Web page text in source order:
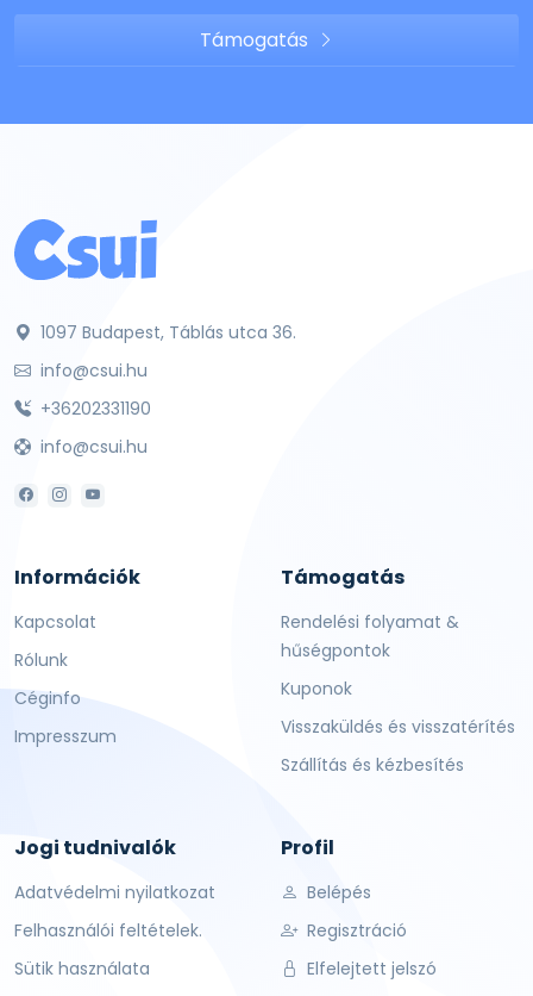
Támogatás
1097 Budapest, Táblás utca 36.
info@csui.hu
+36202331190
info@csui.hu
Információk
Kapcsolat
Rólunk
Céginfo
Impresszum
Támogatás
Rendelési folyamat &
hűségpontok
Kuponok
Visszaküldés és visszatérítés
Szállítás és kézbesítés
Jogi tudnivalók
Adatvédelmi nyilatkozat
Felhasználói feltételek.
Sütik használata
Profil
Belépés
Regisztráció
Elfelejtett jelszó